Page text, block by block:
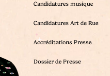
Candidatures musique
Candidatures Art de Rue
Accréditations Presse
Dossier de Presse